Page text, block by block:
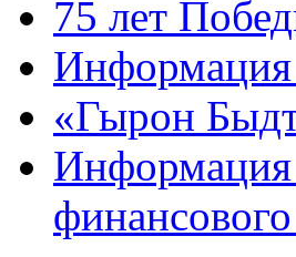
75 лет
Информация
«Гырон
Информация